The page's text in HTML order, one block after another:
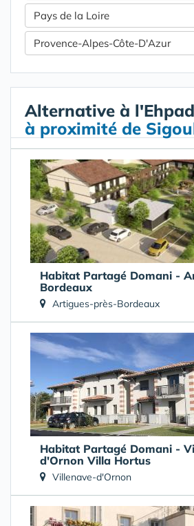
Pays de la Loire
Provence-Alpes-Côte-D'Azur
Alternative à l'Ehpad
à proximité de
Habitat Partagé Domani -
Bordeaux
Artigues-près-Bordeaux
Habitat Partagé Domani -
d'Ornon Villa Hortus
Villenave-d'Ornon